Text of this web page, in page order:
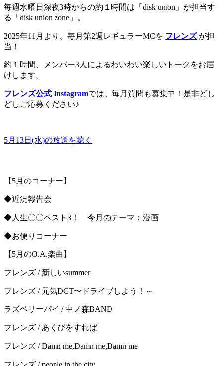
毎週水曜日深夜3時からの約１時間は「disk union」が担当す
る「disk union zone」。
2025年11月より、毎月第2週レギュラーMCを フレンズが担
当！
約１時間、メンバー3人によるわいわい楽しいトークをお届
けします。
フレンズ公式 Instagramでは、毎月質問も募集中！是非どし
どしご応募ください♪
5月13日(水)の放送を聴く
【5月のコーナー】
◆近況報告会
◆人生〇〇ベスト3！ 今月のテーマ：漫画
◆お便りコーナー
【5月のO.A.楽曲】
フレンズ / 新しいsummer
フレンズ / 元気DCT〜ドライブしよう！～
ラズベリーパイ / 中ノ森BAND
フレンズ / あくびをすれば
フレンズ / Damn me,Damn me,Damn me